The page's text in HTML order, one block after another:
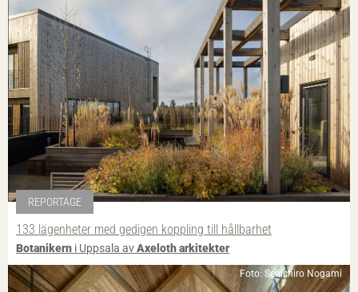
REPORTAGE
133 lägenheter med gedigen koppling till hållbarhet
Botanikern i Uppsala avAxeloth arkitekter
Foto: Senichiro Nogami